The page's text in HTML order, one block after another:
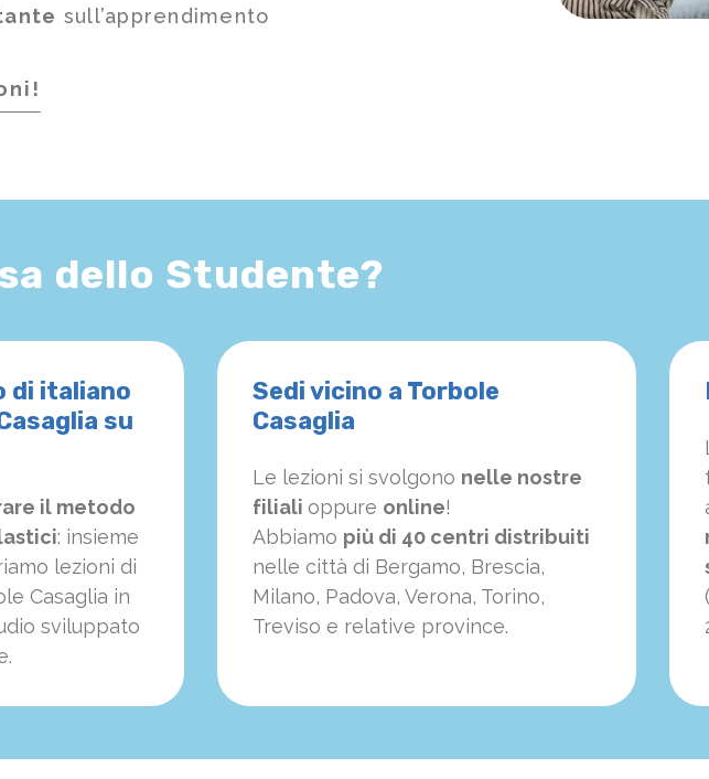
sull’apprendimento
dello Studente?
di italiano
su
il metodo
: insieme
lezioni di
Casaglia in
sviluppato
Sedi vicino a Torbole
Casaglia
Le lezioni si svolgono nelle nostre
filiali oppure online!
Abbiamo più di 40 centri distribuiti
nelle città di Bergamo, Brescia,
Milano, Padova, Verona, Torino,
Treviso e relative province.